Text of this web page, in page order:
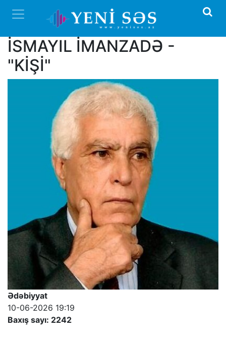
İSMAYIL İMANZADƏ -
"KİŞİ"
Ədəbiyyat
10-06-2026 19:19
Baxış sayı: 2242